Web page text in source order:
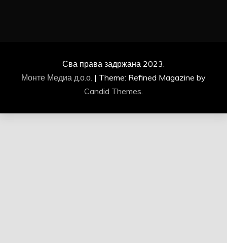
Сва права задржана 2023.
Монте Медиа д.о.о. | Theme: Refined Magazine by
Candid Themes.